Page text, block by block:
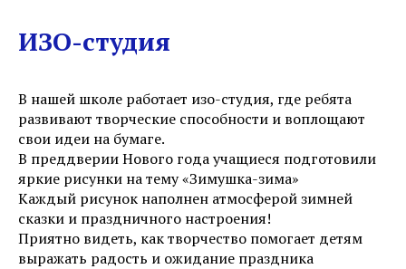
ИЗО-студия
В нашей школе работает изо-студия, где ребята
развивают творческие способности и воплощают
свои идеи на бумаге.
В преддверии Нового года учащиеся подготовили
яркие рисунки на тему «Зимушка-зима»
Каждый рисунок наполнен атмосферой зимней
сказки и праздничного настроения!
Приятно видеть, как творчество помогает детям
выражать радость и ожидание праздника